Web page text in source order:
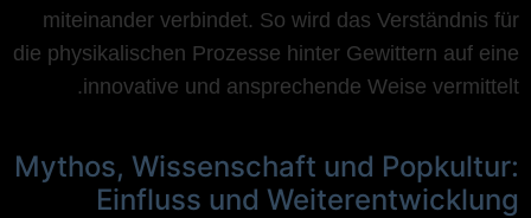
miteinander verbindet. So wird das Verständnis für
die physikalischen Prozesse hinter Gewittern auf eine
innovative und ansprechende Weise vermittelt.
Mythos, Wissenschaft und Popkultur:
Einfluss und Weiterentwicklung